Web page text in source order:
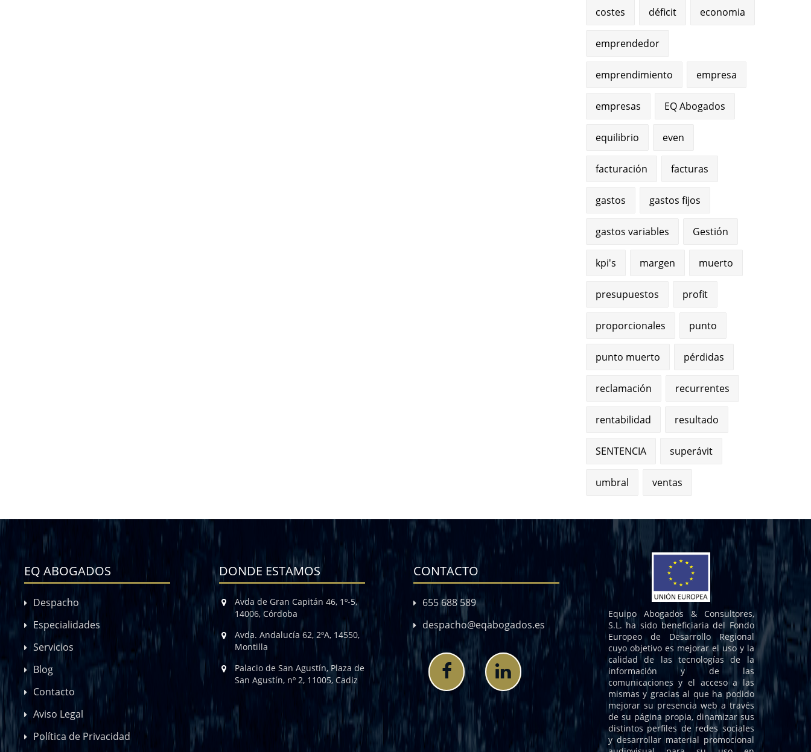
costes déficit economia
emprendedor
emprendimiento empresa
empresas EQ Abogados
equilibrio even
facturación facturas
gastos gastos fijos
gastos variables Gestión
kpi's margen muerto
presupuestos profit
proporcionales punto
punto muerto pérdidas
reclamación recurrentes
rentabilidad resultado
SENTENCIA superávit
umbral ventas
EQ ABOGADOS
Despacho
Especialidades
Servicios
Blog
Contacto
Aviso Legal
Política de Privacidad
DONDE ESTAMOS
Avda de Gran Capitán 46, 1º-5,
14006, Córdoba
Avda. Andalucía 62, 2ºA, 14550,
Montilla
Palacio de San Agustín, Plaza de
San Agustín, nº 2, 11005, Cadiz
CONTACTO
655 688 589
despacho@eqabogados.es
Equipo Abogados & Consultores,
S.L. ha sido beneficiaria del Fondo
Europeo de Desarrollo Regional
cuyo objetivo es mejorar el uso y la
calidad de las tecnologías de la
información y de las
comunicaciones y el acceso a las
mismas y gracias al que ha podido
mejorar su presencia web a través
de su página propia, dinamizar sus
distintos perfiles de redes sociales
y desarrollar material promocional